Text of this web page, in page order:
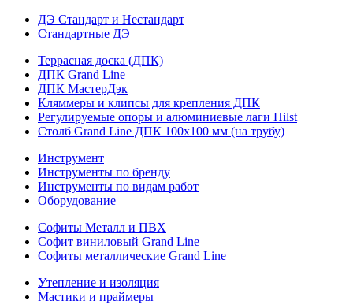
ДЭ Стандарт и Нестандарт
Стандартные ДЭ
Террасная доска (ДПК)
ДПК Grand Line
ДПК МастерДэк
Кляммеры и клипсы для крепления ДПК
Регулируемые опоры и алюминиевые лаги Hilst
Столб Grand Line ДПК 100х100 мм (на трубу)
Инструмент
Инструменты по бренду
Инструменты по видам работ
Оборудование
Софиты Металл и ПВХ
Софит виниловый Grand Line
Софиты металлические Grand Line
Утепление и изоляция
Мастики и праймеры